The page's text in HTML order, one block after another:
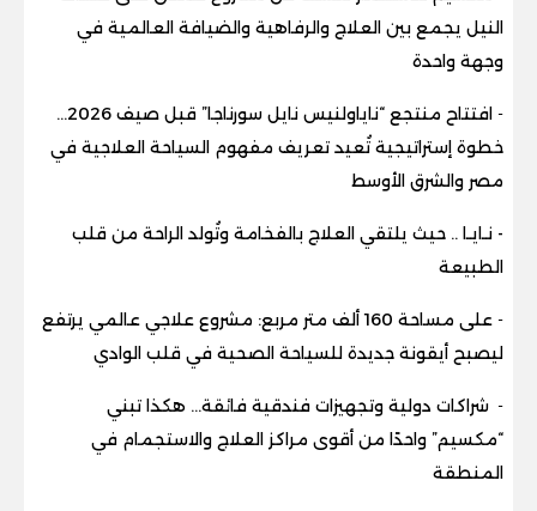
النيل يجمع بين العلاج والرفاهية والضيافة العالمية في
وجهة واحدة
- افتتاح منتجع “ناياولنيس نايل سورناجا
” قبل صيف 2026…
خطوة إستراتيجية تُعيد تعريف مفهوم السياحة العلاجية في
مصر والشرق الأوسط
- نـايـا .. حيث يلتقي العلاج بالفخامة وتُولد الراحة من قلب
الطبيعة
-
على مساحة 160 ألف متر مربع: مشروع علاجي عالمي يرتفع
ليصبح أيقونة جديدة للسياحة الصحية في قلب الوادي
- شراكات دولية وتجهيزات فندقية فائقة… هكذا تبني
“مكسيم” واحدًا من أقوى مراكز العلاج والاستجمام في
المنطقة